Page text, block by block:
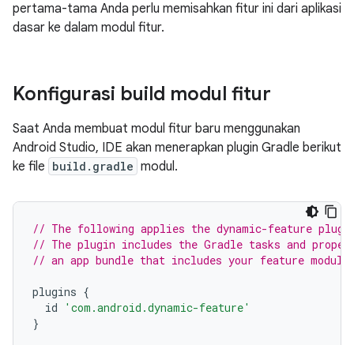
pertama-tama Anda perlu memisahkan fitur ini dari aplikasi
dasar ke dalam modul fitur.
Konfigurasi build modul fitur
Saat Anda membuat modul fitur baru menggunakan
Android Studio, IDE akan menerapkan plugin Gradle berikut
ke file build.gradle modul.
// The following applies the dynamic-feature
// The plugin includes the Gradle tasks and
// an app bundle that includes your feature
plugins {
id
'com.android.dynamic-feature'
}